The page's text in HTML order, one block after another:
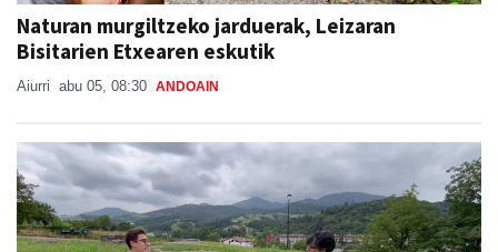
Naturan murgiltzeko jarduerak, Leizaran
Bisitarien Etxearen eskutik
Aiurri abu 05, 08:30 ANDOAIN